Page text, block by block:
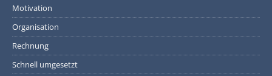
Motivation
Organisation
Rechnung
Schnell umgesetzt